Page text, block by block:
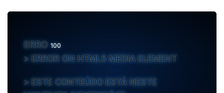
ERRO100
ERROR ON HTML5 MEDIA ELEMENT
ESTE CONTEÚDO ESTÁ NESTE